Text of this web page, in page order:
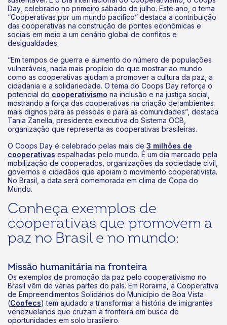
Day, celebrado no primeiro sábado de julho. Este ano, o tema
“Cooperativas por um mundo pacífico” destaca a contribuição
das cooperativas na construção de pontes econômicas e
sociais em meio a um cenário global de conflitos e
desigualdades.
“Em tempos de guerra e aumento do número de populações
vulneráveis, nada mais propício do que mostrar ao mundo
como as cooperativas ajudam a promover a cultura da paz, a
cidadania e a solidariedade. O tema do Coops Day reforça o
potencial do cooperativismo na inclusão e na justiça social,
mostrando a força das cooperativas na criação de ambientes
mais dignos para as pessoas e para as comunidades”, destaca
Tania Zanella, presidente executiva do Sistema OCB,
organização que representa as cooperativas brasileiras.
O Coops Day é celebrado pelas mais de 3 milhões de
cooperativas espalhadas pelo mundo. É um dia marcado pela
mobilização de cooperados, organizações da sociedade civil,
governos e cidadãos que apoiam o movimento cooperativista.
No Brasil, a data será comemorada em clima de Copa do
Mundo.
Conheça exemplos de
cooperativas que promovem a
paz no Brasil e no mundo:
Missão humanitária na fronteira
Os exemplos de promoção da paz pelo cooperativismo no
Brasil vêm de várias partes do país. Em Roraima, a Cooperativa
de Empreendimentos Solidários do Município de Boa Vista
(Coofecs) tem ajudado a transformar a história de imigrantes
venezuelanos que cruzam a fronteira em busca de
oportunidades em solo brasileiro.